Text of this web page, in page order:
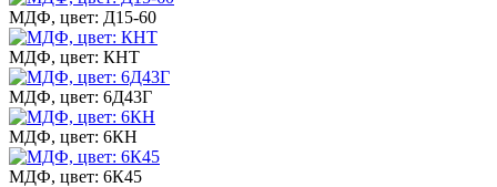
МДФ, цвет: Д15-60
МДФ, цвет: КНТ
МДФ, цвет: 6Д43Г
МДФ, цвет: 6КН
МДФ, цвет: 6К45